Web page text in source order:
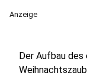
Anzeige
Der Aufbau des